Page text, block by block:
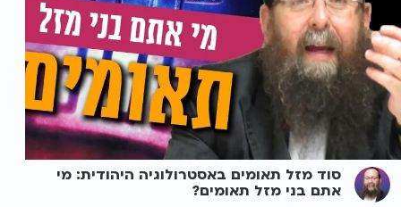
סוד מזל תאומים באסטרולוגיה היהודית: מי
אתם בני מזל תאומים?